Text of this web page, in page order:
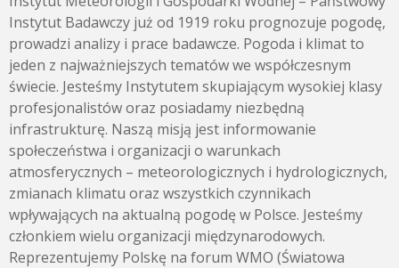
Instytut Badawczy już od 1919 roku prognozuje pogodę,
prowadzi analizy i prace badawcze. Pogoda i klimat to
jeden z najważniejszych tematów we współczesnym
świecie. Jesteśmy Instytutem skupiającym wysokiej klasy
profesjonalistów oraz posiadamy niezbędną
infrastrukturę. Naszą misją jest informowanie
społeczeństwa i organizacji o warunkach
atmosferycznych – meteorologicznych i hydrologicznych,
zmianach klimatu oraz wszystkich czynnikach
wpływających na aktualną pogodę w Polsce. Jesteśmy
członkiem wielu organizacji międzynarodowych.
Reprezentujemy Polskę na forum WMO (Światowa